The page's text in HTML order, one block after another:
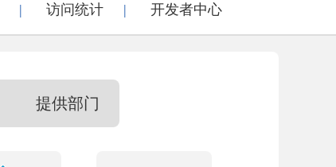
| 访问统计 | 开发者中心
提供部门